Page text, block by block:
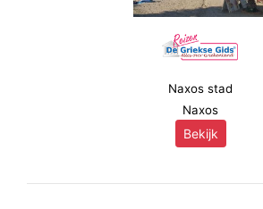
Naxos stad
Naxos
Bekijk